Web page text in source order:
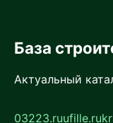
База
Актуальный
03223.ruufille.ru